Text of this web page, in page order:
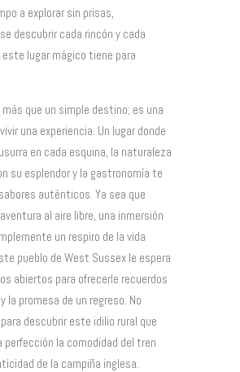
a explorar sin prisas,
descubrir cada rincón y cada
lugar mágico tiene para
más que un simple destino; es una
una experiencia. Un lugar donde
en cada esquina, la naturaleza
su esplendor y la gastronomía te
auténticos. Ya sea que
al aire libre, una inmersión
un respiro de la vida
pueblo de West Sussex le espera
abiertos para ofrecerle recuerdos
la promesa de un regreso. No
descubrir este idilio rural que
perfección la comodidad del tren
de la campiña inglesa.